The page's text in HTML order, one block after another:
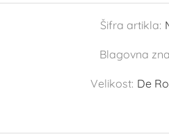
Šifra artikla:
Blagovna
Velikost: De